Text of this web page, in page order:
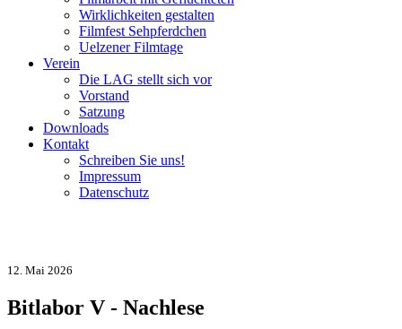
Wirklichkeiten gestalten
Filmfest Sehpferdchen
Uelzener Filmtage
Verein
Die LAG stellt sich vor
Vorstand
Satzung
Downloads
Kontakt
Schreiben Sie uns!
Impressum
Datenschutz
12. Mai 2026
Bitlabor V - Nachlese